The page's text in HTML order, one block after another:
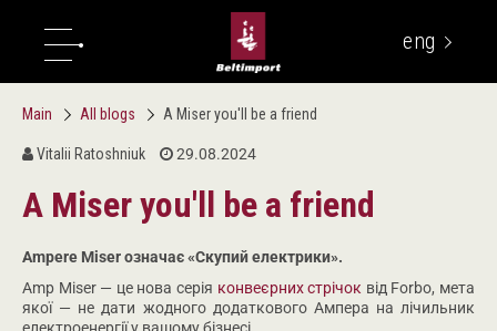
eng
Main All blogs A Miser you'll be a friend
Vitalii Ratoshniuk 29.08.2024
A Miser you'll be a friend
Ampere Miser означає «Скупий електрики».
Amp Miser — це нова серія конвеєрних стрічок від Forbo, мета
якої — не дати жодного додаткового Ампера на лічильник